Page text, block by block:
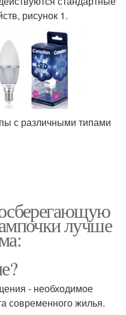
рисунок 1.
с различными типами
лучше
- необходимое
современного жилья.